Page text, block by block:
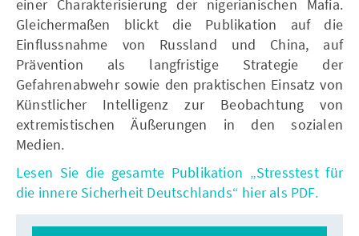
einer Charakterisierung der nigerianischen Mafia.
Gleichermaßen blickt die Publikation auf die
Einflussnahme von Russland und China, auf
Prävention als langfristige Strategie der
Gefahrenabwehr sowie den praktischen Einsatz von
Künstlicher Intelligenz zur Beobachtung von
extremistischen Äußerungen in den sozialen
Medien.
Lesen Sie die gesamte Publikation „Stresstest für
die innere Sicherheit Deutschlands“ hier als PDF.